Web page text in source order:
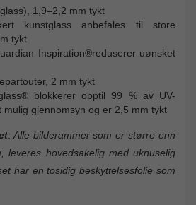
1,9–2,2 mm tykt
kunstglass anbefales til store
tykt
Inspiration®reduserer uønsket
2 mm tykt
blokkerer opptil 99 % av UV-
mulig gjennomsyn og er 2,5 mm tykt
: Alle bilderammer som er større enn
leveres hovedsakelig med uknuselig
har en tosidig beskyttelsesfolie som